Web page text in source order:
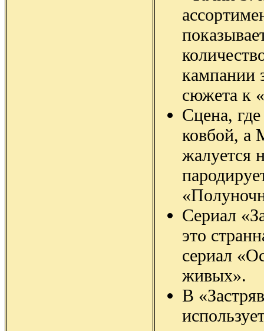
кампании
сюжета к
Сцена,
ковбой, а
жалуется
Сериал
это
сериал
живых».
В